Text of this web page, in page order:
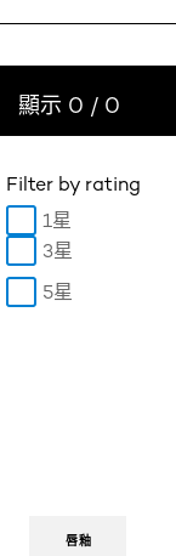
顯示 0 / 0
Filter by rating
1星
3星
5星
唇釉